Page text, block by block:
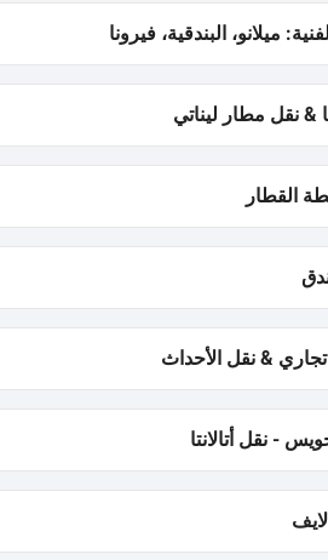
ميلانو، البندقية، فيرونا
& نقل مطار ليناتي
القطار
& نقل الأحداث
- نقل أتالانتا